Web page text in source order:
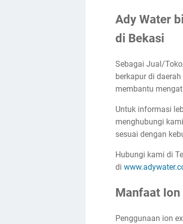
Ady Water
di Bekasi
Sebagai Jual/
berkapur di
membantu
Untuk informasi
menghubungi
sesuai dengan
Hubungi kami di
di
Manfaat Ion
Penggunaan ion